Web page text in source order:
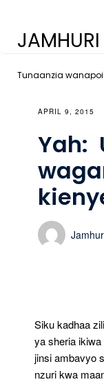
Tunaanzia
APRIL 9, 2015
Yah:
Siku kadhaa
ya sheria
jinsi ambavyo
nzuri kwa